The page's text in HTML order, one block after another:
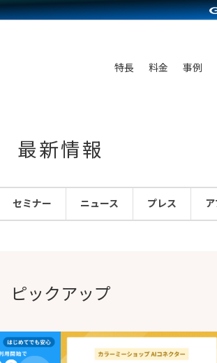
特長 料金 事例
雑貨販売
料金シミュレーション
YouTubeチャンネル
最新情報
セミナー ニュース プレス
ピックアップ